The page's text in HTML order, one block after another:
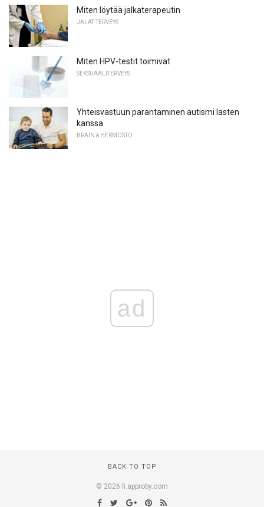
Miten löytää jalkaterapeutin
JALAT TERVEYS
Miten HPV-testit toimivat
SEKSUAALITERVEYS
Yhteisvastuun parantaminen autismi lasten
kanssa
BRAIN & HERMOSTO
ad
BACK TO TOP
© 2026 fi.approby.com